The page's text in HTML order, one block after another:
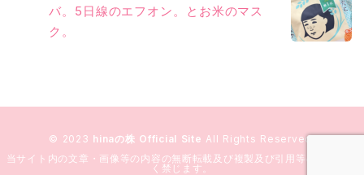
バ。5日線のエフオン。とお米のマス
ク。
© 2023 hinaの株 Official Site All Rights Reserved.
当サイト内の文章・画像等の内容の無断転載及び複製及び引用等の行為を固
く禁じます。